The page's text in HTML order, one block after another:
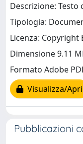
Descrizione: Testo
Tipologia:
Licenza: Copyright
Dimensione 9.11
Formato Adobe
Visualizza/Apri
Pubblicazioni